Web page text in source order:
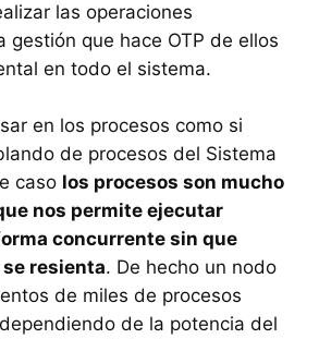
las operaciones
gestión que hace OTP de ellos
en todo el sistema.
en los procesos como si
de procesos del Sistema
caso los procesos son mucho
nos permite ejecutar
concurrente sin que
resienta. De hecho un nodo
de miles de procesos
de la potencia del